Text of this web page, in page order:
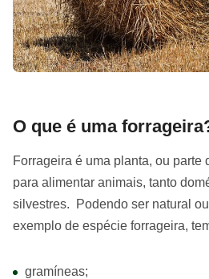
O que é uma
Forrageira é uma planta, ou parte
para alimentar animais, tanto
silvestres. Podendo ser natural
exemplo de espécie forrageira,
gramíneas;